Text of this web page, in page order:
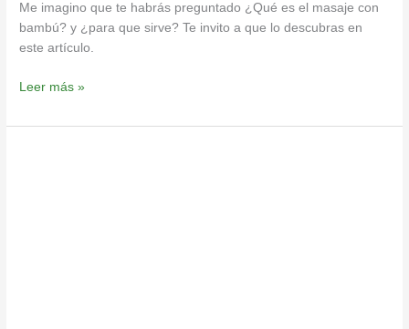
Me imagino que te habrás preguntado ¿Qué es el masaje con
bambú? y ¿para que sirve? Te invito a que lo descubras en
este artículo.
Leer más »